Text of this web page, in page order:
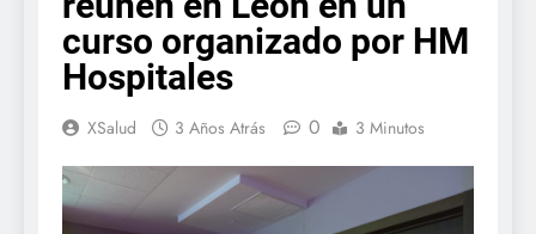
curso organizado por HM
Hospitales
XSalud 3 Años Atrás 0 3 Minutos